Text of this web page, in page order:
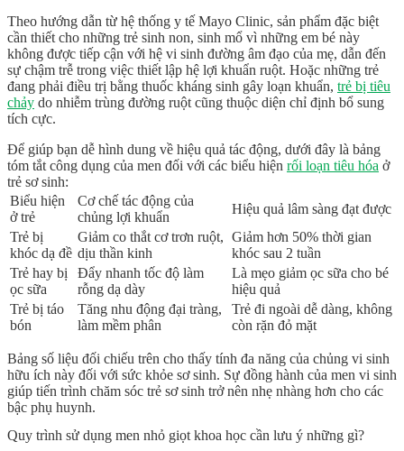
Theo hướng dẫn từ hệ thống y tế Mayo Clinic, sản phẩm đặc biệt
cần thiết cho những trẻ sinh non, sinh mổ vì những em bé này
không được tiếp cận với hệ vi sinh đường âm đạo của mẹ, dẫn đến
sự chậm trễ trong việc thiết lập hệ lợi khuẩn ruột. Hoặc những trẻ
đang phải điều trị bằng thuốc kháng sinh gây loạn khuẩn, trẻ bị tiêu
chảy do nhiễm trùng đường ruột cũng thuộc diện chỉ định bổ sung
tích cực.
Để giúp bạn dễ hình dung về hiệu quả tác động, dưới đây là bảng
tóm tắt công dụng của men đối với các biểu hiện rối loạn tiêu hóa ở
trẻ sơ sinh:
Biểu hiện
ở trẻ
Cơ chế tác động của
chủng lợi khuẩn
Hiệu quả lâm sàng đạt được
Trẻ bị
khóc dạ đề
Giảm co thắt cơ trơn ruột,
dịu thần kinh
Giảm hơn 50% thời gian
khóc sau 2 tuần
Trẻ hay bị
ọc sữa
Đẩy nhanh tốc độ làm
rỗng dạ dày
Là mẹo giảm ọc sữa cho bé
hiệu quả
Trẻ bị táo
bón
Tăng nhu động đại tràng,
làm mềm phân
Trẻ đi ngoài dễ dàng, không
còn rặn đỏ mặt
Bảng số liệu đối chiếu trên cho thấy tính đa năng của chủng vi sinh
hữu ích này đối với sức khỏe sơ sinh. Sự đồng hành của men vi sinh
giúp tiến trình chăm sóc trẻ sơ sinh trở nên nhẹ nhàng hơn cho các
bậc phụ huynh.
Quy trình sử dụng men nhỏ giọt khoa học cần lưu ý những gì?